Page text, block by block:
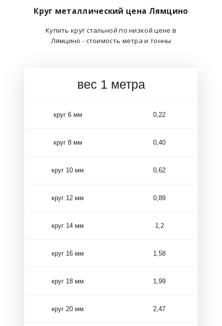
Круг металлический цена Лямцино
Купить круг стальной по низкой цене в
Лямцино - стоимость метра и тонны
вес 1 метра
круг 6 мм 0,22
круг 8 мм 0,40
круг 10 мм 0,62
круг 12 мм 0,89
круг 14 мм 1,2
круг 16 мм 1,58
круг 18 мм 1,99
круг 20 мм 2,47